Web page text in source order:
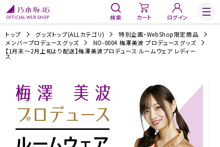
検索 カート ログイン
トップ グッズトップ(ALLカテゴリ)
特別企画・WebShop限定商品
メンバープロデュースグッズ
NO-0004 梅澤美波 プロデュースグッズ
【1月末～2月上旬より配送】梅澤美波プロデュース ルームウェア レディー
ス